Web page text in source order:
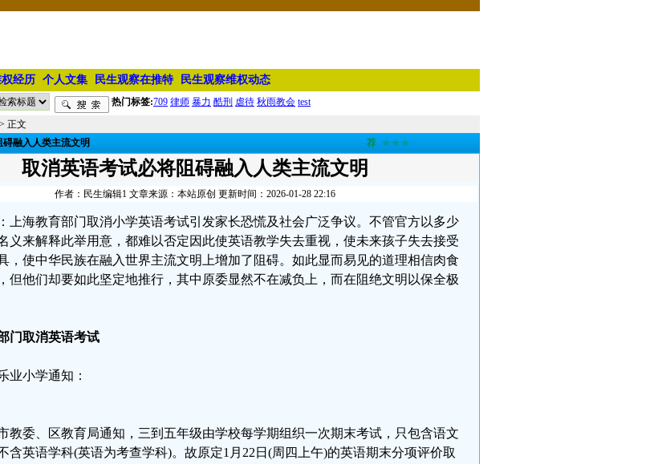
经历 个人文集 民生观察在推特 民生观察维权动态
热门标签:709 律师 暴力 酷刑 虐待 秋雨教会 test
> 正文
融入人类主流文明 荐 ★★★
取消英语考试必将阻碍融入人类主流文明
作者：民生编辑1 文章来源：本站原创 更新时间：2026-01-28 22:16
上海教育部门取消小学英语考试引发家长恐慌及社会广泛争议。不管官方以多少
义来解释此举用意，都难以否定因此使英语教学失去重视，使未来孩子失去接受
，使中华民族在融入世界主流文明上增加了阻碍。如此显而易见的道理相信肉食
但他们却要如此坚定地推行，其中原委显然不在减负上，而在阻绝文明以保全极
门取消英语考试
业小学通知：
教委、区教育局通知，三到五年级由学校每学期组织一次期末考试，只包含语文
含英语学科(英语为考查学科)。故原定1月22日(周四上午)的英语期末分项评价取